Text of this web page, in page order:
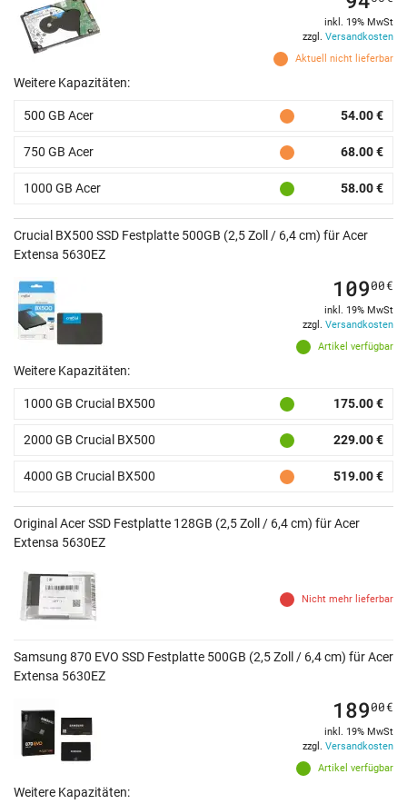
Aktuell nicht lieferbar
inkl. 19% MwSt
zzgl. Versandkosten
Weitere Kapazitäten:
500 GB Acer 54.00 €
750 GB Acer 68.00 €
1000 GB Acer 58.00 €
Crucial BX500 SSD Festplatte 500GB (2,5 Zoll / 6,4 cm) für Acer
Extensa 5630EZ
Artikel verfügbar
10900€
inkl. 19% MwSt
zzgl. Versandkosten
Weitere Kapazitäten:
1000 GB Crucial BX500 175.00 €
2000 GB Crucial BX500 229.00 €
4000 GB Crucial BX500 519.00 €
Original Acer SSD Festplatte 128GB (2,5 Zoll / 6,4 cm) für Acer
Extensa 5630EZ
Nicht mehr lieferbar
Samsung 870 EVO SSD Festplatte 500GB (2,5 Zoll / 6,4 cm) für Acer
Extensa 5630EZ
Artikel verfügbar
18900€
inkl. 19% MwSt
zzgl. Versandkosten
Weitere Kapazitäten: